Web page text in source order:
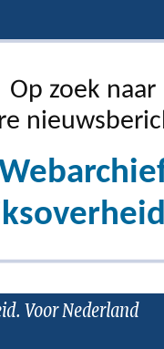
Voor Nederland